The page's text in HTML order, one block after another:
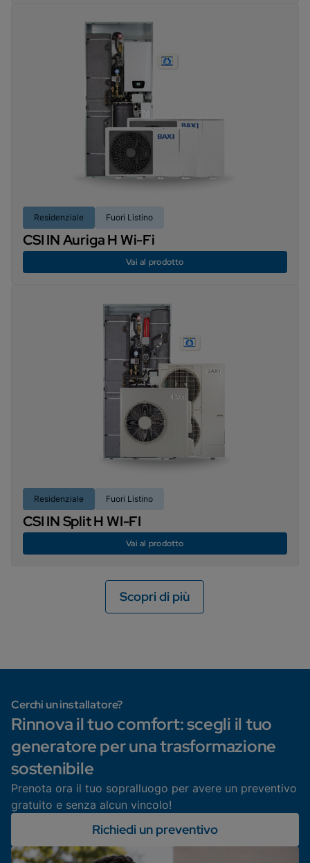
Residenziale Fuori Listino
CSI IN Auriga H Wi-Fi
Vai al prodotto
Residenziale Fuori Listino
CSI IN Split H WI-FI
Vai al prodotto
Scopri di più
Cerchi un installatore?
Rinnova il tuo comfort: scegli il tuo
generatore per una trasformazione
sostenibile
Prenota ora il tuo sopralluogo per avere un preventivo
gratuito e senza alcun vincolo!
Richiedi un preventivo